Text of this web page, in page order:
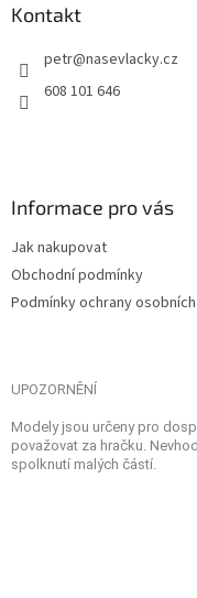
Kontakt
petr@nasevlacky.cz
608 101 646
Informace pro vás
Jak nakupovat
Obchodní podmínky
Podmínky ochrany
UPOZORNĚNÍ
Modely jsou určeny pro
považovat za hračku.
spolknutí malých částí.